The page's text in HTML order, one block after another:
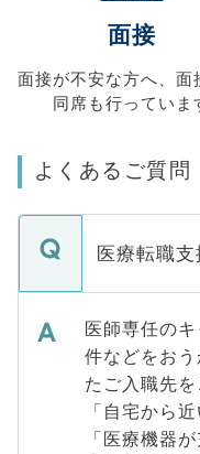
面接
面接が不安な方へ、 面
同席も行っていま
よくあるご質問
医療転職
医師専任の
件などをお
たご入職先を
「自宅から
「医療機器